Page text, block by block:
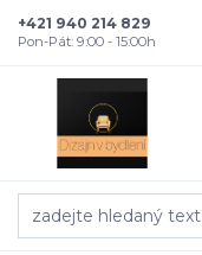
+421 940 214 829
Pon-Pát: 9:00 - 15:00h